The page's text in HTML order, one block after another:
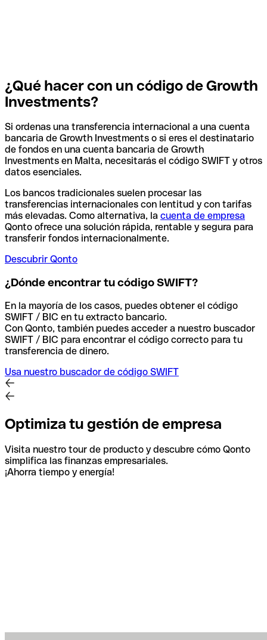
¿Qué hacer con un código de Growth
Investments?
Si ordenas una transferencia internacional a una cuenta
bancaria de Growth Investments o si eres el destinatario
de fondos en una cuenta bancaria de Growth
Investments en Malta, necesitarás el código SWIFT y otros
datos esenciales.
Los bancos tradicionales suelen procesar las
transferencias internacionales con lentitud y con tarifas
más elevadas. Como alternativa, la cuenta de empresa
Qonto ofrece una solución rápida, rentable y segura para
transferir fondos internacionalmente.
Descubrir Qonto
¿Dónde encontrar tu código SWIFT?
En la mayoría de los casos, puedes obtener el código
SWIFT / BIC en tu extracto bancario.
Con Qonto, también puedes acceder a nuestro buscador
SWIFT / BIC para encontrar el código correcto para tu
transferencia de dinero.
Usa nuestro buscador de código SWIFT
Optimiza tu gestión de empresa
Visita nuestro tour de producto y descubre cómo Qonto
simplifica las finanzas empresariales.
¡Ahorra tiempo y energía!